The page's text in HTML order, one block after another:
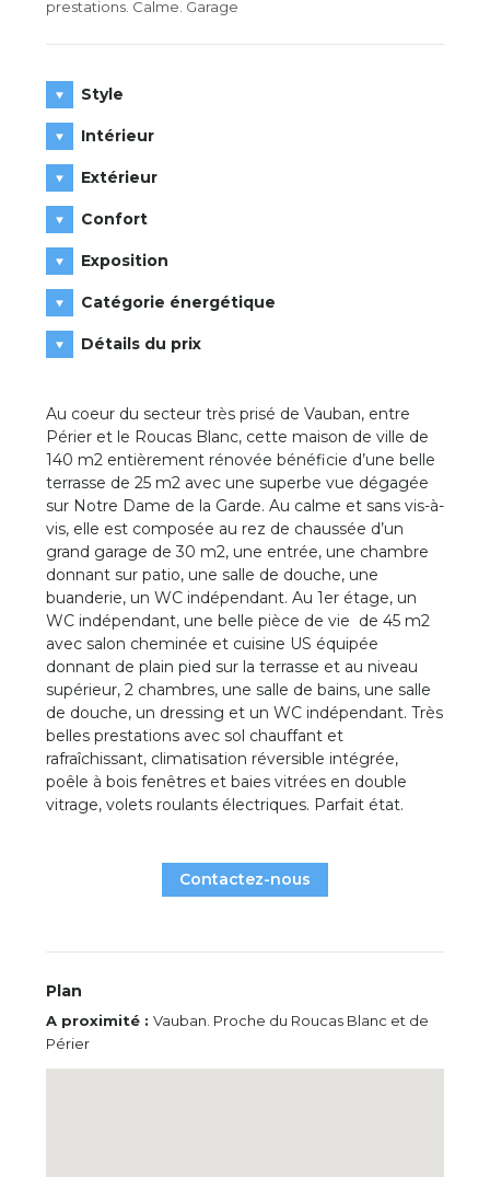
prestations. Calme. Garage
Style
Intérieur
Extérieur
Confort
Exposition
Catégorie énergétique
Détails du prix
Au coeur du secteur très prisé de Vauban, entre
Périer et le Roucas Blanc, cette maison de ville de
140 m2 entièrement rénovée bénéficie d’une belle
terrasse de 25 m2 avec une superbe vue dégagée
sur Notre Dame de la Garde. Au calme et sans vis-à-
vis, elle est composée au rez de chaussée d’un
grand garage de 30 m2, une entrée, une chambre
donnant sur patio, une salle de douche, une
buanderie, un WC indépendant. Au 1er étage, un
WC indépendant, une belle pièce de vie de 45 m2
avec salon cheminée et cuisine US équipée
donnant de plain pied sur la terrasse et au niveau
supérieur, 2 chambres, une salle de bains, une salle
de douche, un dressing et un WC indépendant. Très
belles prestations avec sol chauffant et
rafraîchissant, climatisation réversible intégrée,
poêle à bois fenêtres et baies vitrées en double
vitrage, volets roulants électriques. Parfait état.
Contactez-nous
Plan
A proximité : Vauban. Proche du Roucas Blanc et de
Périer